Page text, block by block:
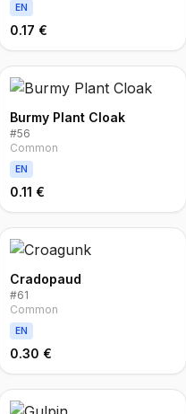
EN
0.17 €
Burmy Plant Cloak
#56
Common
EN
0.11 €
Cradopaud
#61
Common
EN
0.30 €